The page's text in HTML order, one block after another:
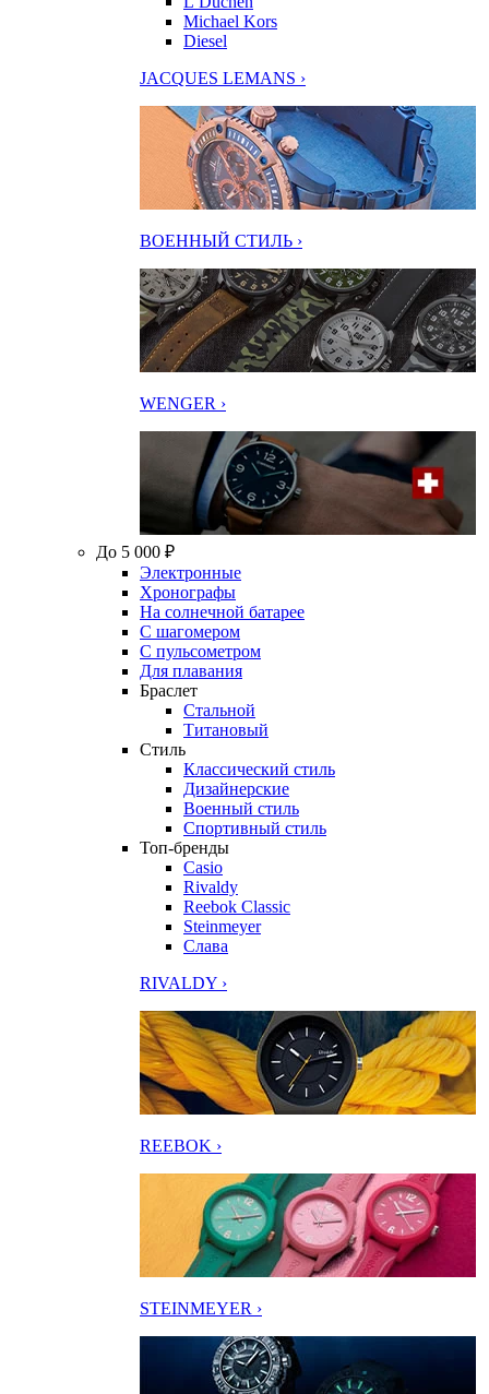
Michael Kors
Diesel
JACQUES LEMANS ›
ВОЕННЫЙ СТИЛЬ ›
WENGER ›
До 5 000 ₽
Электронные
Хронографы
На солнечной батарее
С шагомером
С пульсометром
Для плавания
Браслет
Стальной
Титановый
Стиль
Классический стиль
Дизайнерские
Военный стиль
Спортивный стиль
Топ-бренды
Casio
Rivaldy
Reebok Classic
Steinmeyer
Слава
RIVALDY ›
REEBOK ›
STEINMEYER ›